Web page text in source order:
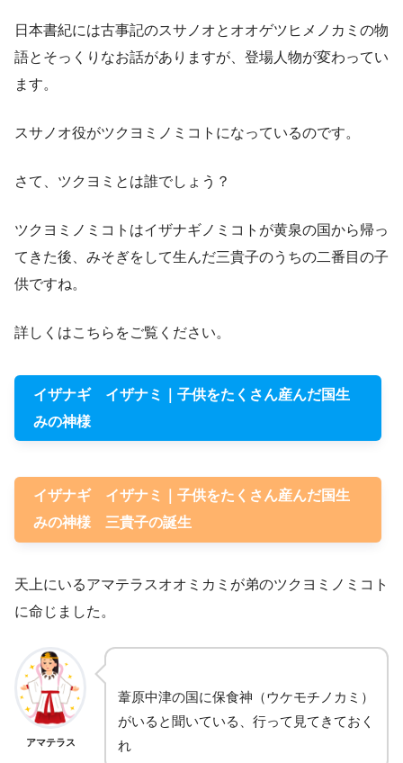
日本書紀には古事記のスサノオとオオゲツヒメノカミの物
語とそっくりなお話がありますが、登場人物が変わってい
ます。
スサノオ役がツクヨミノミコトになっているのです。
さて、ツクヨミとは誰でしょう？
ツクヨミノミコトはイザナギノミコトが黄泉の国から帰っ
てきた後、みそぎをして生んだ三貴子のうちの二番目の子
供ですね。
詳しくはこちらをご覧ください。
イザナギ イザナミ｜子供をたくさん産んだ国生
みの神様
イザナギ イザナミ｜子供をたくさん産んだ国生
みの神様 三貴子の誕生
天上にいるアマテラスオオミカミが弟のツクヨミノミコト
に命じました。
アマテラス
葦原中津の国に保食神（ウケモチノカミ）
がいると聞いている、行って見てきておく
れ